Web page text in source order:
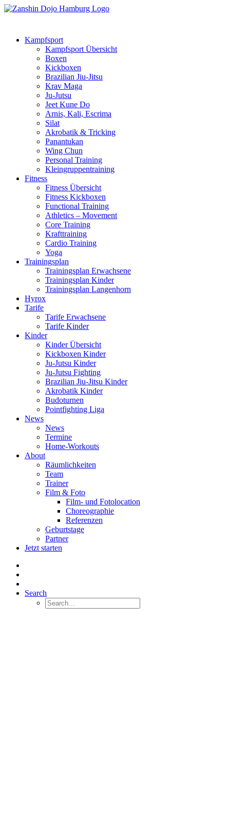
Kampfsport
Kampfsport Übersicht
Boxen
Kickboxen
Brazilian Jiu-Jitsu
Krav Maga
Ju-Jutsu
Jeet Kune Do
Arnis, Kali, Escrima
Silat
Akrobatik & Tricking
Panantukan
Wing Chun
Personal Training
Kleingruppentraining
Fitness
Fitness Übersicht
Fitness Kickboxen
Functional Training
Athletics – Movement
Core Training
Krafttraining
Cardio Training
Yoga
Trainingsplan
Trainingsplan Erwachsene
Trainingsplan Kinder
Trainingsplan Langenhorn
Hyrox
Tarife
Tarife Erwachsene
Tarife Kinder
Kinder
Kinder Übersicht
Kickboxen Kinder
Ju-Jutsu Kinder
Ju-Jutsu Fighting
Brazilian Jiu-Jitsu Kinder
Akrobatik Kinder
Budoturnen
Pointfighting Liga
News
News
Termine
Home-Workouts
About
Räumlichkeiten
Team
Trainer
Film & Foto
Film- und Fotolocation
Choreographie
Referenzen
Geburtstage
Partner
Jetzt starten
Search